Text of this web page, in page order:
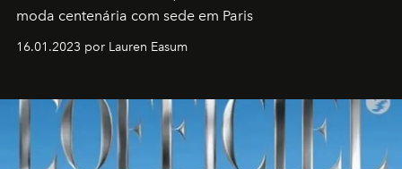
moda centenária com sede em Paris
16.01.2023 por Lauren Easum